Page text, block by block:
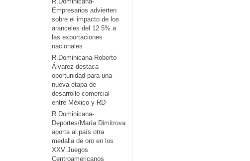
Empresarios advierten
sobre el impacto de los
aranceles del 12.5% a
las exportaciones
nacionales
R.Dominicana-Roberto
Álvarez destaca
oportunidad para una
nueva etapa de
desarrollo comercial
entre México y RD
R.Dominicana-
Deportes/María Dimitrova
aporta al país otra
medalla de oro en los
XXV Juegos
Centroamericanos